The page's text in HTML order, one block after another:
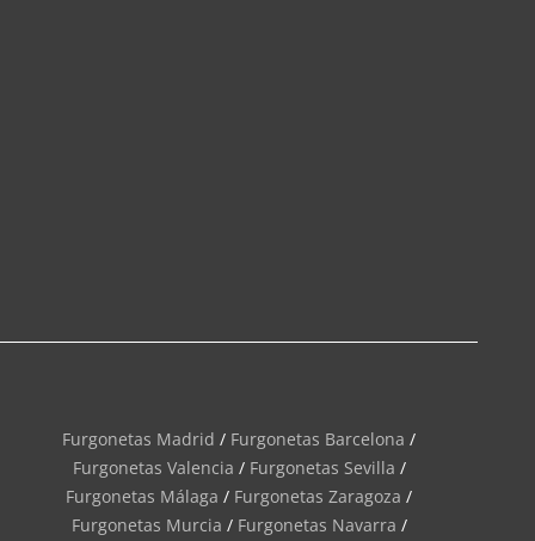
Furgonetas Madrid / Furgonetas Barcelona /
Furgonetas Valencia / Furgonetas Sevilla /
Furgonetas Málaga / Furgonetas Zaragoza /
Furgonetas Murcia / Furgonetas Navarra /